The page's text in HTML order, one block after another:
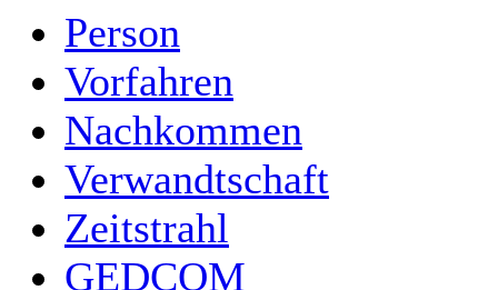
Person
Vorfahren
Nachkommen
Verwandtschaft
Zeitstrahl
GEDCOM